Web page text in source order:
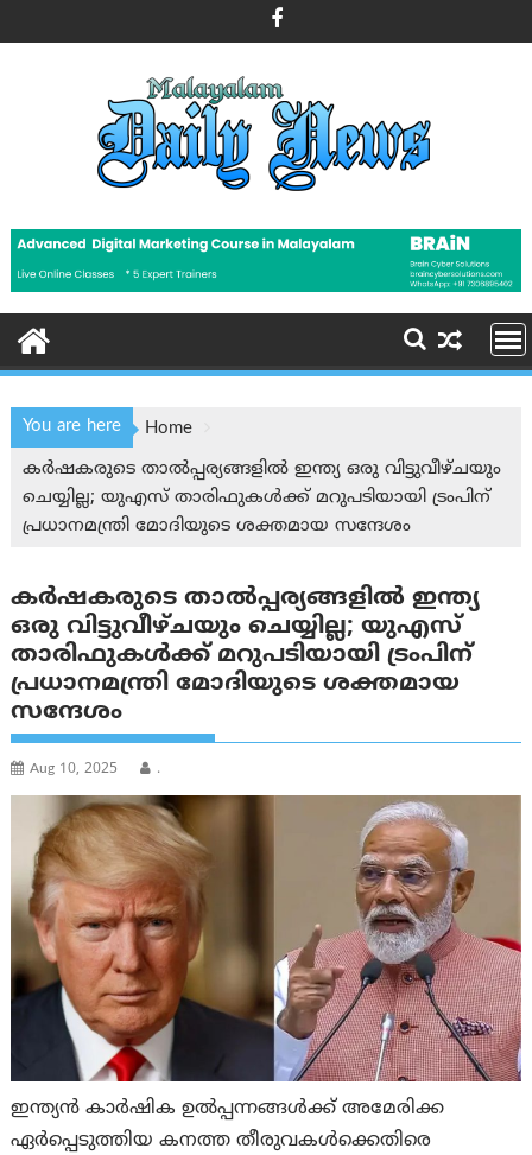
to
You are here
Home
കർഷകരുടെ താൽപ്പര്യങ്ങളിൽ ഇന്ത്യ ഒരു വിട്ടുവീഴ്ചയും
ചെയ്യില്ല; യുഎസ് താരിഫുകൾക്ക് മറുപടിയായി ട്രംപിന്
പ്രധാനമന്ത്രി മോദിയുടെ ശക്തമായ സന്ദേശം
കർഷകരുടെ താൽപ്പര്യങ്ങളിൽ ഇന്ത്യ
ഒരു വിട്ടുവീഴ്ചയും ചെയ്യില്ല; യുഎസ്
താരിഫുകൾക്ക് മറുപടിയായി ട്രംപിന്
പ്രധാനമന്ത്രി മോദിയുടെ ശക്തമായ
സന്ദേശം
Aug 10, 2025 .
ഇന്ത്യൻ കാർഷിക ഉൽപ്പന്നങ്ങൾക്ക് അമേരിക്ക
ഏർപ്പെടുത്തിയ കനത്ത തീരുവകൾക്കെതിരെ